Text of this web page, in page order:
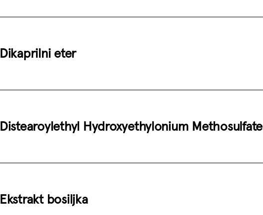
Dikaprilni eter
Distearoylethyl Hydroxyethylonium Methosulfate
Ekstrakt bosiljka